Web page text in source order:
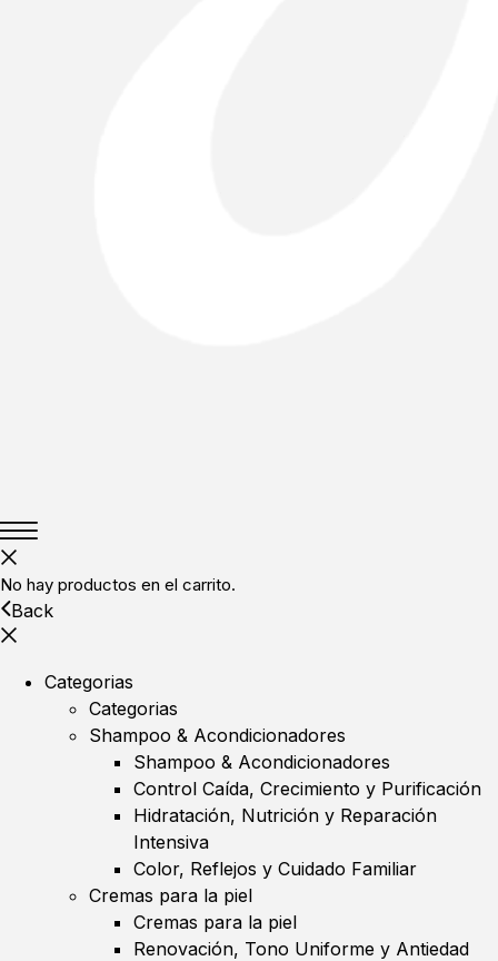
No hay productos en el carrito.
Back
Categorias
Categorias
Shampoo & Acondicionadores
Shampoo & Acondicionadores
Control Caída, Crecimiento y Purificación
Hidratación, Nutrición y Reparación
Intensiva
Color, Reflejos y Cuidado Familiar
Cremas para la piel
Cremas para la piel
Renovación, Tono Uniforme y Antiedad